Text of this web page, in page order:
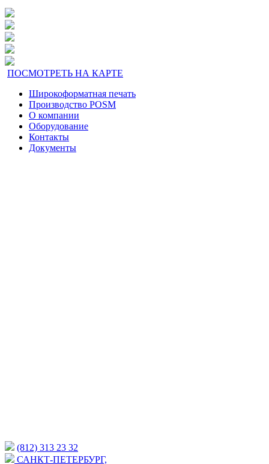
ПОСМОТРЕТЬ НА КАРТЕ
Широкоформатная печать
Производство POSM
О компании
Оборудование
Контакты
Документы
(812) 313 23 32
САНКТ-ПЕТЕРБУРГ,